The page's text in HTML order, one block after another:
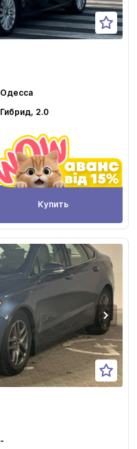
Одесса
Гибрид, 2.0
Купить
-